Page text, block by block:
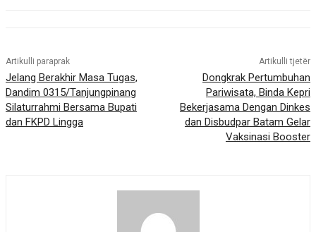
Artikulli paraprak
Jelang Berakhir Masa Tugas,
Dandim 0315/Tanjungpinang
Silaturrahmi Bersama Bupati
dan FKPD Lingga
Artikulli tjetër
Dongkrak Pertumbuhan
Pariwisata, Binda Kepri
Bekerjasama Dengan Dinkes
dan Disbudpar Batam Gelar
Vaksinasi Booster